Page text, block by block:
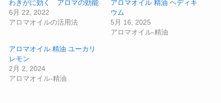
わきがに効く アロマの効能
6月 22, 2022
アロマオイルの活用法
アロマオイル 精油 ヘディキ
ウム
5月 16, 2025
アロマオイル-精油
アロマオイル 精油 ユーカリ
レモン
2月 2, 2024
アロマオイル-精油